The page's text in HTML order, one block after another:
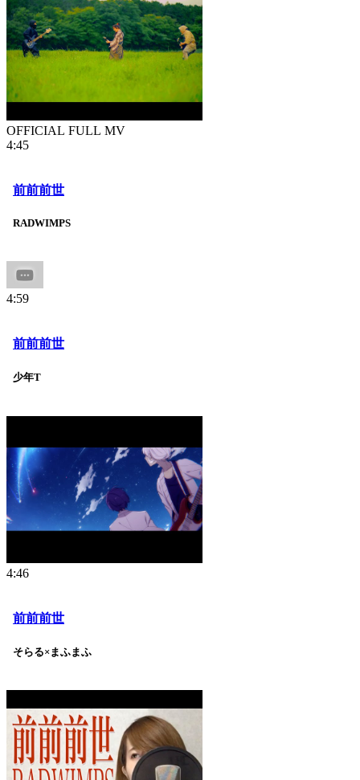
OFFICIAL FULL MV
4:45
前前前世
RADWIMPS
4:59
前前前世
少年T
4:46
前前前世
そらる×まふまふ